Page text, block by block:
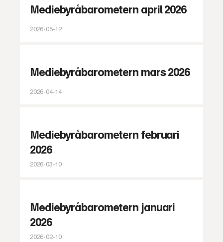
Mediebyråbarometern april 2026
2026-05-12
Mediebyråbarometern mars 2026
2026-04-14
Mediebyråbarometern februari
2026
2026-03-10
Mediebyråbarometern januari
2026
2026-02-10